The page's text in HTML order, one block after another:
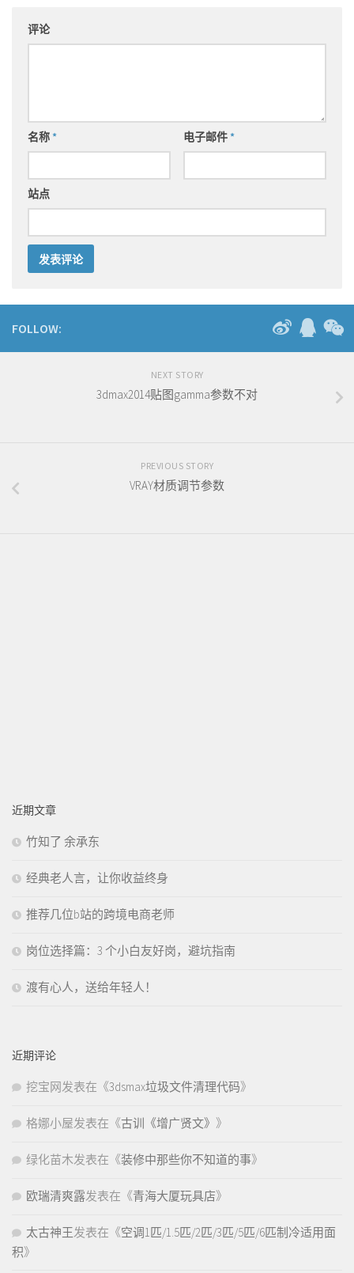
评论
名称* 电子邮件*
站点
FOLLOW:
NEXT STORY
3dmax2014贴图gamma参数不对
PREVIOUS STORY
VRAY材质调节参数
近期文章
竹知了 余承东
经典老人言，让你收益终身
推荐几位b站的跨境电商老师
岗位选择篇：3 个小白友好岗，避坑指南
渡有心人，送给年轻人！
近期评论
挖宝网发表在《3dsmax垃圾文件清理代码》
格娜小屋发表在《古训《增广贤文》 》
绿化苗木发表在《装修中那些你不知道的事》
欧瑞清爽露发表在《青海大厦玩具店》
太古神王发表在《空调1匹/1.5匹/2匹/3匹/5匹/6匹制冷适用面
积》